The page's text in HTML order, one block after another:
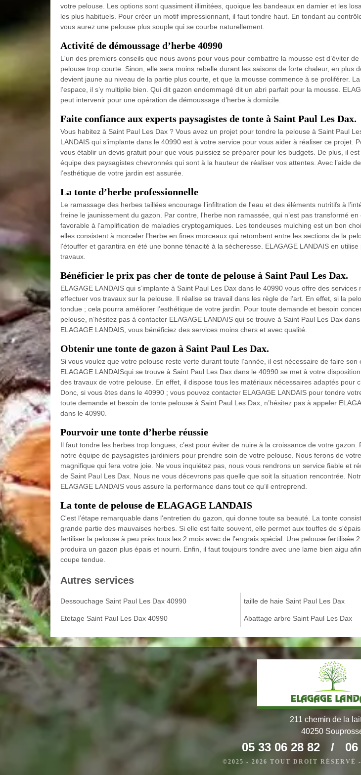
votre pelouse. Les options sont quasiment illimitées, quoique les bandeaux en damier et les
les plus habituels. Pour créer un motif impressionnant, il faut tondre haut. En tondant au
vous aurez une pelouse plus souple qui se courbe naturellement.
Activité de démoussage d’herbe 40990
L'un des premiers conseils que nous avons pour vous pour combattre la mousse est d’éviter
pelouse trop courte. Sinon, elle sera moins rebelle durant les saisons de forte chaleur, en plus
devient jaune au niveau de la partie plus courte, et que la mousse commence à se proliférer.
l’espace, il s’y multiplie bien. Qui dit gazon endommagé dit un abri parfait pour la mousse.
peut intervenir pour une opération de démoussage d’herbe à domicile.
Faite confiance aux experts paysagistes de tonte à Saint Paul Les Dax.
Vous habitez à Saint Paul Les Dax ? Vous avez un projet pour tondre la pelouse à Saint Paul
LANDAIS qui s’implante dans le 40990 est à votre service pour vous aider à réaliser ce projet.
vous établir un devis gratuit pour que vous puissiez se préparer pour les budgets. De plus, il est
équipe des paysagistes chevronnés qui sont à la hauteur de réaliser vos attentes. Avec l’aide
l’esthétique de votre jardin est assurée.
La tonte d’herbe professionnelle
Le ramassage des herbes taillées encourage l’infiltration de l'eau et des éléments nutritifs à
freine le jaunissement du gazon. Par contre, l'herbe non ramassée, qui n’est pas transformé
favorable à l’amplification de maladies cryptogamiques. Les tondeuses mulching est un bon
elles consistent à morceler l'herbe en fines morceaux qui retombent entre les sections de la
l'étouffer et garantira en été une bonne ténacité à la sécheresse. ELAGAGE LANDAIS en
travaux.
Bénéficier le prix pas cher de tonte de pelouse à Saint Paul Les Dax.
ELAGAGE LANDAIS qui s’implante à Saint Paul Les Dax dans le 40990 vous offre des services
effectuer vos travaux sur la pelouse. Il réalise se travail dans les règle de l’art. En effet, si la
tondue ; cela pourra améliorer l’esthétique de votre jardin. Pour toute demande et besoin
pelouse, n’hésitez pas à contacter ELAGAGE LANDAIS qui se trouve à Saint Paul Les Dax
ELAGAGE LANDAIS, vous bénéficiez des services moins chers et avec qualité.
Obtenir une tonte de gazon à Saint Paul Les Dax.
Si vous voulez que votre pelouse reste verte durant toute l’année, il est nécessaire de faire son
ELAGAGE LANDAISqui se trouve à Saint Paul Les Dax dans le 40990 se met à votre
des travaux de votre pelouse. En effet, il dispose tous les matériaux nécessaires adaptés pour
Donc, si vous êtes dans le 40990 ; vous pouvez contacter ELAGAGE LANDAIS pour tondre
toute demande et besoin de tonte pelouse à Saint Paul Les Dax, n’hésitez pas à appeler
dans le 40990.
Pourvoir une tonte d’herbe réussie
Il faut tondre les herbes trop longues, c’est pour éviter de nuire à la croissance de votre gazon.
notre équipe de paysagistes jardiniers pour prendre soin de votre pelouse. Nous ferons de
magnifique qui fera votre joie. Ne vous inquiétez pas, nous vous rendrons un service fiable et
de Saint Paul Les Dax. Nous ne vous décevrons pas quelle que soit la situation rencontrée.
ELAGAGE LANDAIS vous assure la performance dans tout ce qu’il entreprend.
La tonte de pelouse de ELAGAGE LANDAIS
C'est l’étape remarquable dans l'entretien du gazon, qui donne toute sa beauté. La tonte
grande partie des mauvaises herbes. Si elle est faite souvent, elle permet aux touffes de
fertiliser la pelouse à peu près tous les 2 mois avec de l’engrais spécial. Une pelouse fertilisée
produira un gazon plus épais et nourri. Enfin, il faut toujours tondre avec une lame bien aigu
coupe tendue.
Autres services
Dessouchage Saint Paul Les Dax 40990
Etetage Saint Paul Les Dax 40990
taille de haie Saint Paul Les Dax
Abattage arbre Saint Paul Les Dax
211 chemin de la
40250
05 33 06 28 82 /
©2025 - 2026 TOUT DROIT RÉSERVÉ -